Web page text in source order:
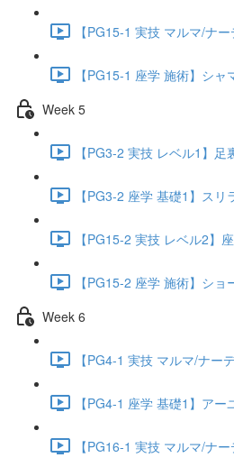
【PG15-1 実技 マルマ/ナ
【PG15-1 座学 施術】シ
Week 5
【PG3-2 実技 レベル1】足
【PG3-2 座学 基礎1】ス
【PG15-2 実技 レベル2】
【PG15-2 座学 施術】シ
Week 6
【PG4-1 実技 マルマ/ナー
【PG4-1 座学 基礎1】ア
【PG16-1 実技 マルマ/ナ